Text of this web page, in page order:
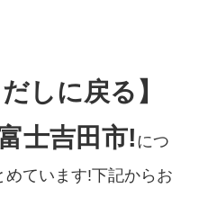
しに戻る】
士吉田市! につ
ています!下記からお